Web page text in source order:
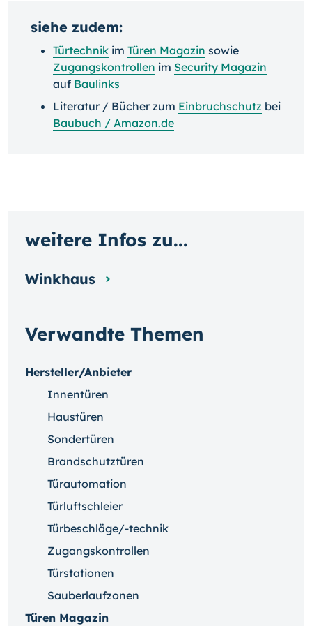
siehe zudem:
Türtechnik im Türen Magazin sowie
Zugangskontrollen im Security Magazin
auf Baulinks
Literatur / Bücher zum Einbruchschutz bei
Baubuch / Amazon.de
Verwandte Themen
Hersteller/Anbieter
Innentüren
Haustüren
Sondertüren
Brandschutztüren
Türautomation
Türluftschleier
Türbeschläge/-technik
Zugangskontrollen
Türstationen
Sauberlaufzonen
Türen Magazin
weitere Infos zu...
Winkhaus